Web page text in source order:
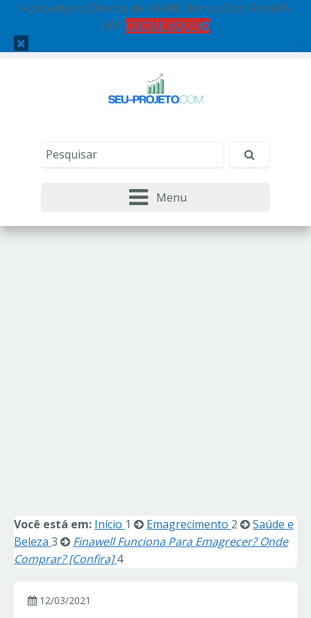
Aproveite as Ofertas de 08/08! Ofertas Com Até 60%
OFF! CLIQUE AQUI!
Menu
Você está em: Início 1 Emagrecimento 2
Saúde e
Beleza 3
Finawell Funciona Para Emagrecer? Onde
Comprar? [Confira] 4
12/03/2021